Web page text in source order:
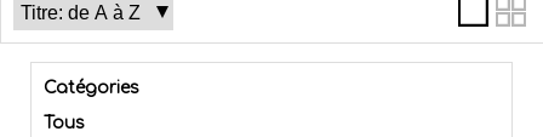
Catégories
Tous